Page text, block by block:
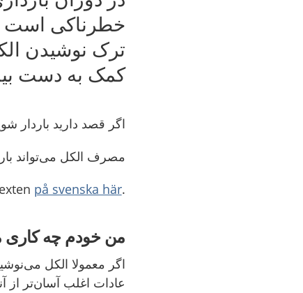
خطرناکی است
ترک نوشیدن
کمک به دست
اگر قصد دارید باردار
مصرف الکل می‌‌تواند
.Läs texten
på svenska här
من خودم چه کاری
اگر معمولا الکل
عادات اغلب آسان‌‌تر از